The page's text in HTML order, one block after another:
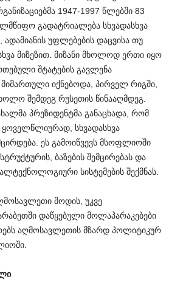
1947-1997 წლებში 83
გადატრიალება სხვადასხვა
ადამიანის უფლებების დაცვისა თუ
მიზეზით. მიზანი მხოლოდ ერთი იყო
შტატების გავლენა
იქნებოდა, პირველ რიგში,
შემდეგ რუსეთის წინააღმდეგ.
პრეზიდენტმა განაცხადა, რომ
ყოველწლიურად, სხვადასხვა
ეს გამოიწვევს მსოფლიოში
ბაზების შემცირებას და
სისტემების შექმნას.
მოდის, უკვე
დაწყებული მოლაპარაკებები
აღმოსავლეთის მზარდ პოლიტიკურ